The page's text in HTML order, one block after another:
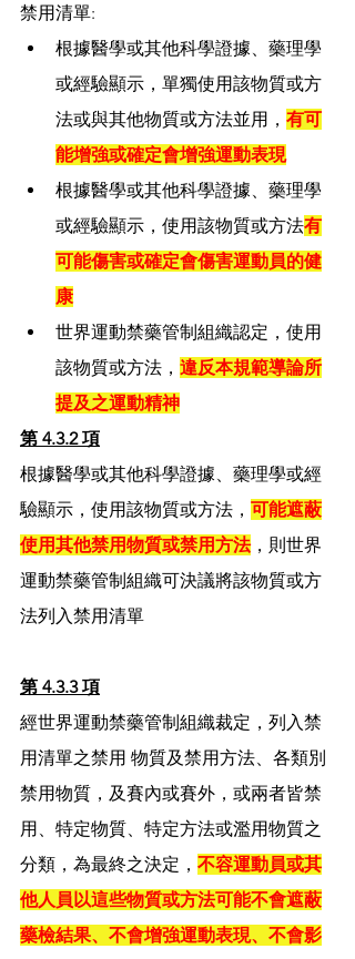
禁用清單:
根據醫學或其他科學證據、藥理學
或經驗顯示，單獨使用該物質或方
法或與其他物質或方法並用， 有可
能增強或確定會增強運動表現
根據醫學或其他科學證據、藥理學
或經驗顯示，使用該物質或方法有
可能傷害或確定會傷害運動員的健
康
世界運動禁藥管制組織認定，使用
該物質或方法， 違反本規範導論所
提及之運動精神
第 4.3.2 項
根據醫學或其他科學證據、藥理學或經
驗顯示，使用該物質或方法， 可能遮蔽
使用其他禁用物質或禁用方法，則世界
運動禁藥管制組織可決議將該物質或方
法列入禁用清單
第 4.3.3 項
經世界運動禁藥管制組織裁定，列入禁
用清單之禁用 物質及禁用方法、各類別
禁用物質，及賽內或賽外，或兩者皆禁
用、特定物質、特定方法或濫用物質之
分類，為最終之決定， 不容運動員或其
他人員以這些物質或方法可能不會遮蔽
藥檢結果、不會增強運動表現、不會影